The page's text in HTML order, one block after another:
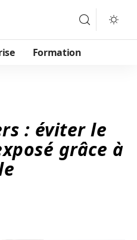
Formation
: éviter le
grâce à